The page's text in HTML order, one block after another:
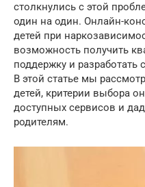
столкнулись с этой
один на один. Онлайн-
детей при
возможность получить
поддержку и разработать
В этой статье мы
детей, критерии выбора
доступных сервисов и
родителям.